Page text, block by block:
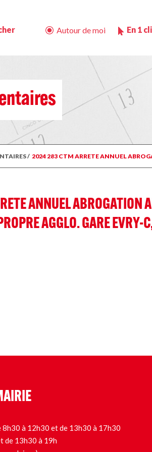
Autour de moi En 1
/ 2024 283 CTM ARRETE ANNUEL
ANNUEL ABROGATION
AGGLO. GARE EVRY-
8h30 à 12h30 et de 13h30 à 17h30
de 13h30 à 19h